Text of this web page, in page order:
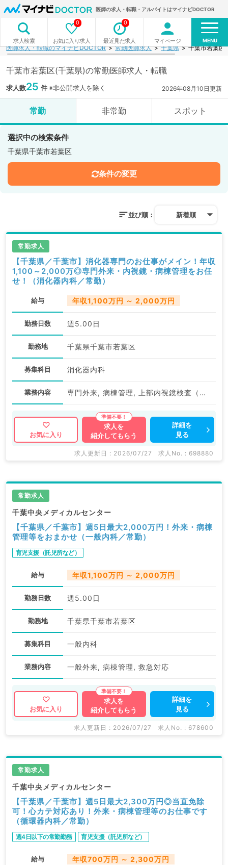
医師の求人・転職・アルバイトはマイナビDOCTOR
求人検索 お気に入り求人
0
最近見た求人
0
マイページ MENU
医師求人・転職のマイナビDOCTOR 常勤医師求人 千葉県 千葉市若葉区
千葉市若葉区(千葉県)の常勤医師求人・転職
求人数25 件※非公開求人を除く 2026年08月10日更新
常勤 非常勤 スポット
選択中の検索条件
千葉県千葉市若葉区
条件の変更
並び順： 新着順
常勤求人
【千葉県／千葉市】消化器専門のお仕事がメイン！年収
1,100～2,000万◎専門外来・内視鏡・病棟管理をお任
せ！（消化器内科／常勤）
給与 年収1,100万円 ～ 2,000万円
勤務日数 週5.00日
勤務地 千葉県千葉市若葉区
募集科目 消化器内科
業務内容 専門外来, 病棟管理, 上部内視鏡検査（ＧＦ）, 下部内視鏡検査（ＣＦ）
お気に入り
求人を
紹介してもらう
詳細を
見る
求人更新日 : 2026/07/27 求人No. : 698880
常勤求人
千葉中央メディカルセンター
【千葉県／千葉市】週5日最大2,000万円！外来・病棟
管理等をおまかせ（一般内科／常勤）
育児支援（託児所など）
給与 年収1,100万円 ～ 2,000万円
勤務日数 週5.00日
勤務地 千葉県千葉市若葉区
募集科目 一般内科
業務内容 一般外来, 病棟管理, 救急対応
お気に入り
求人を
紹介してもらう
詳細を
見る
求人更新日 : 2026/07/27 求人No. : 678600
常勤求人
千葉中央メディカルセンター
【千葉県／千葉市】週5日最大2,300万円◎当直免除
可！心カテ対応あり！外来・病棟管理等のお仕事です
（循環器内科／常勤）
週4日以下の常勤勤務 育児支援（託児所など）
給与 年収700万円 ～ 2,300万円